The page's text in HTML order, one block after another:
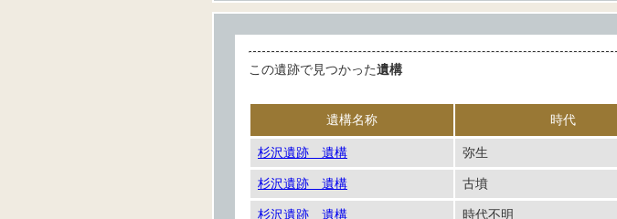
この遺跡で見つかった遺構
遺構名称
時代
杉沢遺跡 遺構 弥生
杉沢遺跡 遺構 古墳
杉沢遺跡 遺構 時代不明